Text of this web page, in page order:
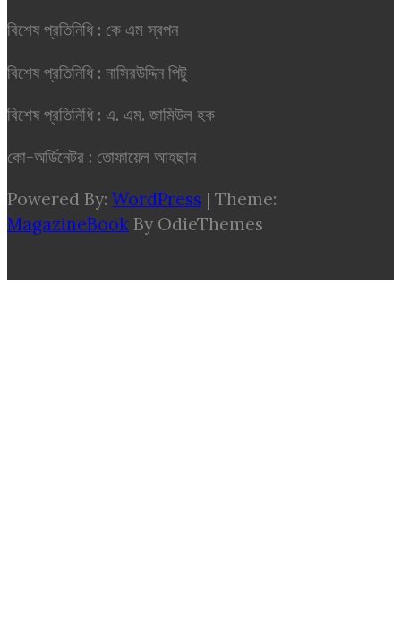
বিশেষ প্রতিনিধি : কে এম স্বপন
বিশেষ প্রতিনিধি : নাসিরউদ্দিন পিটু
বিশেষ প্রতিনিধি : এ. এম. জামিউল হক
কো-অর্ডিনেটর : তোফায়েল আহছান
Powered By: WordPress | Theme:
MagazineBook By OdieThemes